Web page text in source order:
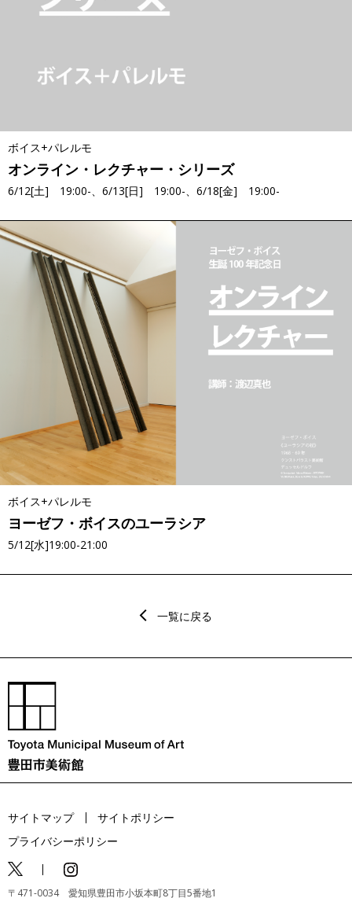
ボイス+パレルモ
オンライン・レクチャー・シリーズ
6/12[土] 19:00-、6/13[日] 19:00-、6/18[金] 19:00-
ボイス+パレルモ
ヨーゼフ・ボイスのユーラシア
5/12[水]19:00-21:00
一覧に戻る
サイトマップ
サイトポリシー
プライバシーポリシー
〒471-0034 愛知県豊田市小坂本町8丁目5番地1